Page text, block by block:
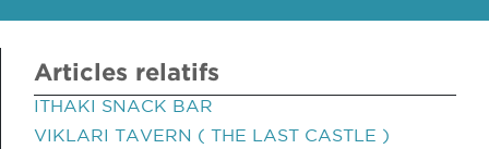
Articles relatifs
ITHAKI SNACK BAR
VIKLARI TAVERN ( THE LAST CASTLE )